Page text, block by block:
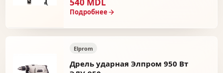
Подробнее
Elprom
Дрель ударная Элпром 950 Вт